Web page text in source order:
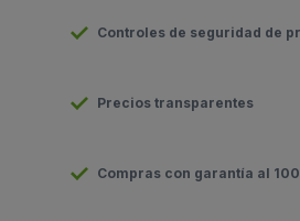
Controles de seguridad de
Precios transparentes
Compras con garantía al